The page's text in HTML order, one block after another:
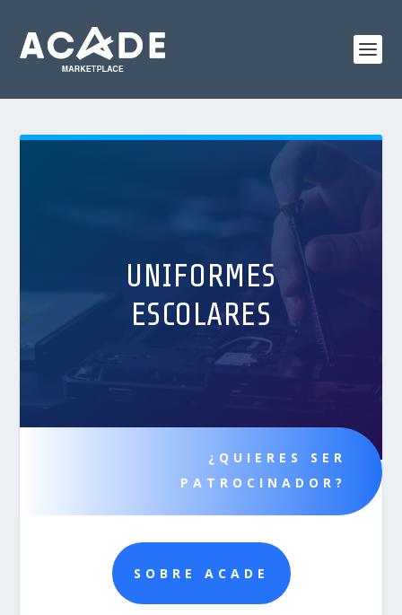
UNIFORMES
ESCOLARES
¿QUIERES SER
PATROCINADOR?
SOBRE ACADE